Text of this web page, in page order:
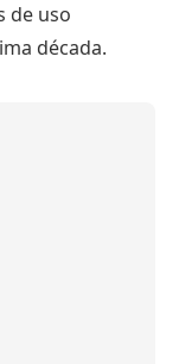
de uso
década.